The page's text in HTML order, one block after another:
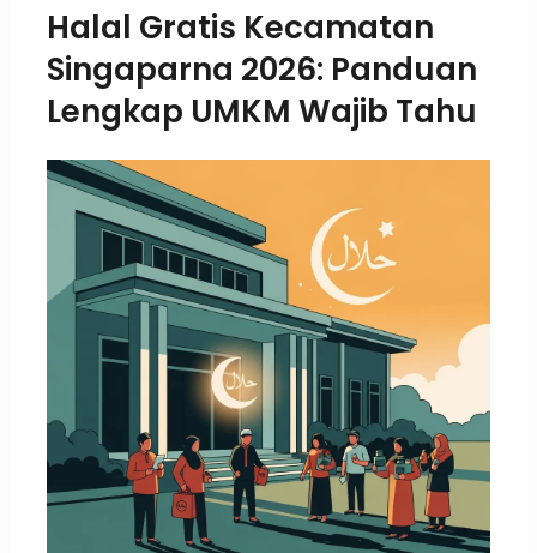
Halal Gratis Kecamatan
Singaparna 2026: Panduan
Lengkap UMKM Wajib Tahu